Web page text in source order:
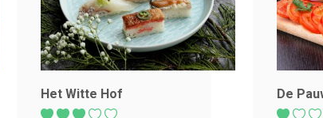
Het Witte Hof De